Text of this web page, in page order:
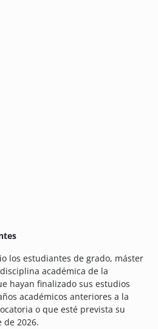
los estudiantes de grado, máster
académica de la
hayan finalizado sus estudios
académicos anteriores a la
o que esté prevista su
de 2026.